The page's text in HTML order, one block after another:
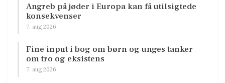
Angreb på jøder i Europa kan få utilsigtede
konsekvenser
7. aug 2026
Fine input i bog om børn og unges tanker
om tro og eksistens
7. aug 2026